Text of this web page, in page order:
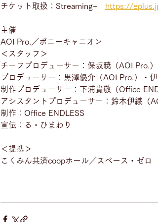
チケット取扱：Streaming+ https://
主催
AOI Pro.／ポニーキャニオン
＜スタッフ＞
チーフプロデューサー：保坂暁（AOI Pro.
プロデューサー：黒澤優介（AOI Pro.）・
制作プロデューサー：下浦貴敬（Office
アシスタントプロデューサー：鈴木伊織（
制作：Office ENDLESS
宣伝：る・ひまわり
＜提携＞
こくみん共済coopホール／スペース・ゼロ